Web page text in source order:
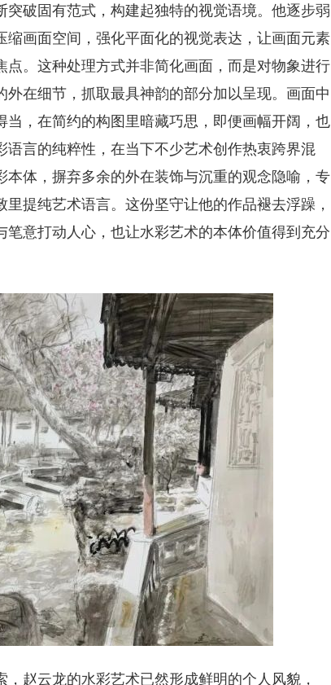
破固有范式，构建起独特的视觉语境。他逐步弱
画面空间，强化平面化的视觉表达，让画面元素
。这种处理方式并非简化画面，而是对物象进行
在细节，抓取最具神韵的部分加以呈现。画面中
，在简约的构图里暗藏巧思，即便画幅开阔，也
言的纯粹性，在当下不少艺术创作热衷跨界混
体，摒弃多余的外在装饰与沉重的观念隐喻，专
提纯艺术语言。这份坚守让他的作品褪去浮躁，
意打动人心，也让水彩艺术的本体价值得到充分
赵云龙的水彩艺术已然形成鲜明的个人风貌，